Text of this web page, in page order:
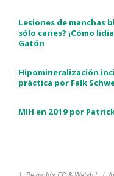
Lesiones de manchas
sólo caries? ¡Cómo
Gatón
Hipomineralización
práctica por Falk
MIH en 2019 por